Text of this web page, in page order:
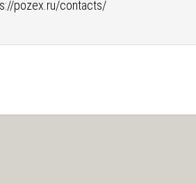
pozex.ru/contacts/